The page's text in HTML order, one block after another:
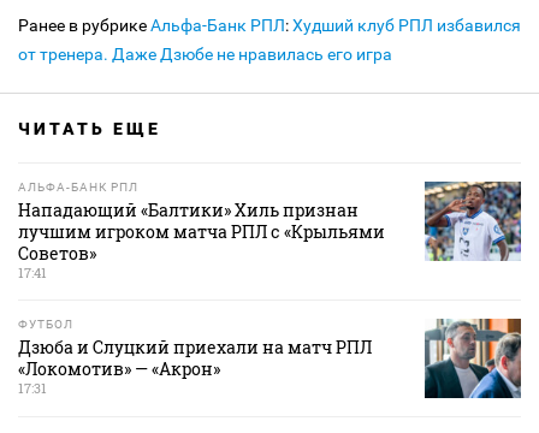
Ранее в рубрикеАльфа-Банк РПЛ:Худший клуб РПЛ избавился
от тренера. Даже Дзюбе не нравилась его игра
ЧИТАТЬ ЕЩЕ
АЛЬФА-БАНК РПЛ
Нападающий «Балтики» Хиль признан
лучшим игроком матча РПЛ с «Крыльями
Советов»
17:41
ФУТБОЛ
Дзюба и Слуцкий приехали на матч РПЛ
«Локомотив» — «Акрон»
17:31